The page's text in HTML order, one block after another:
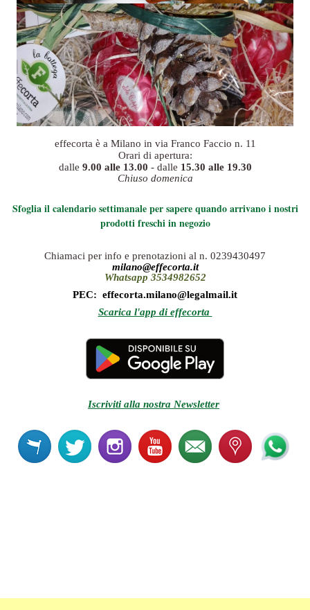
effecorta è a Milano in via Franco Faccio n. 11
Orari di apertura:
dalle 9.00 alle 13.00 - dalle 15.30 alle 19.30
Chiuso domenica
Sfoglia il calendario settimanale per sapere quando arrivano i nostri
prodotti freschi in negozio
Chiamaci per info e prenotazioni al n. 0239430497
milano@effecorta.it
Whatsapp 3534982652
PEC: effecorta.milano@legalmail.it
Scarica l'app di effecorta
Iscriviti alla nostra Newsletter